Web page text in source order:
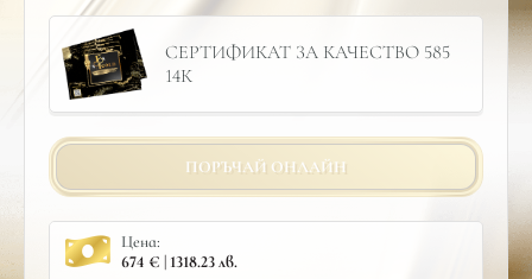
СЕРТИФИКАТ ЗА КАЧЕСТВО 585
14К
ПОРЪЧАЙ ОНЛАЙН
Цена:
674 € | 1318.23 лв.